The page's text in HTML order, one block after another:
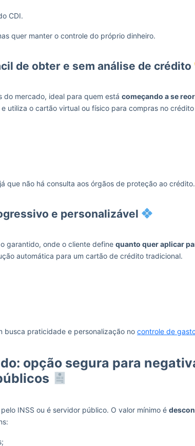
CDI.
quer manter o controle do próprio dinheiro.
de obter e sem análise de crédito
do mercado, ideal para quem está começando a se
utiliza o cartão virtual ou físico para compras no
que não há consulta aos órgãos de proteção ao crédito.
e personalizável
garantido, onde o cliente define quanto quer aplicar
automática para um cartão de crédito tradicional.
busca praticidade e personalização no controle de
opção segura para
INSS ou é servidor público. O valor mínimo é